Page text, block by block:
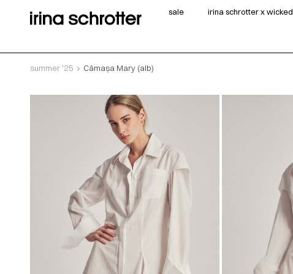
sale irina schrotter x wicked
summer '25 Cămașa Mary (alb)